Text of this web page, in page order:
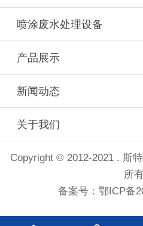
喷涂废水处理设备
产品展示
新闻动态
关于我们
Copyright © 2012-2021 . 斯
所
备案号： 鄂ICP备